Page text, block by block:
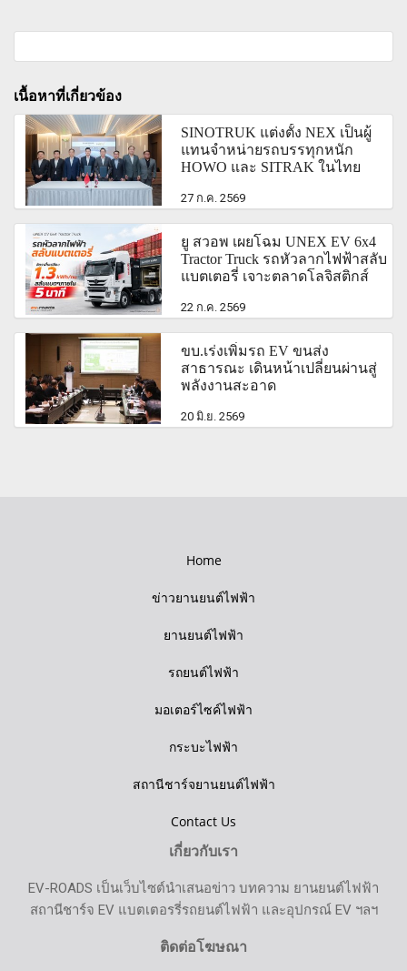
เนื้อหาที่เกี่ยวข้อง
SINOTRUK แต่งตั้ง NEX เป็นผู้
แทนจำหน่ายรถบรรทุกหนัก
HOWO และ SITRAK ในไทย
27 ก.ค. 2569
ยู สวอพ เผยโฉม UNEX EV 6x4
Tractor Truck รถหัวลากไฟฟ้าสลับ
แบตเตอรี่ เจาะตลาดโลจิสติกส์
22 ก.ค. 2569
ขบ.เร่งเพิ่มรถ EV ขนส่ง
สาธารณะ เดินหน้าเปลี่ยนผ่านสู่
พลังงานสะอาด
20 มิ.ย. 2569
Home
ข่าวยานยนต์ไฟฟ้า
ยานยนต์ไฟฟ้า
รถยนต์ไฟฟ้า
มอเตอร์ไซค์ไฟฟ้า
กระบะไฟฟ้า
สถานีชาร์จยานยนต์ไฟฟ้า
Contact Us
เกี่ยวกับเรา
EV-ROADS เป็นเว็บไซต์นำเสนอข่าว บทความ ยานยนต์ไฟฟ้า
สถานีชาร์จ EV แบตเตอรรี่รถยนต์ไฟฟ้า และอุปกรณ์ EV ฯลฯ
ติดต่อโฆษณา